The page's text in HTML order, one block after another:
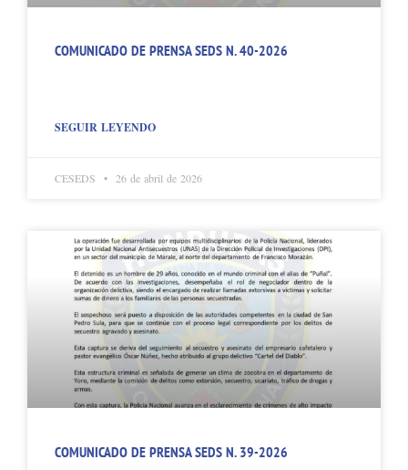
COMUNICADO DE PRENSA SEDS N. 40-2026
SEGUIR LEYENDO
CESEDS 26 de abril de 2026
COMUNICADO DE PRENSA SEDS N. 39-2026